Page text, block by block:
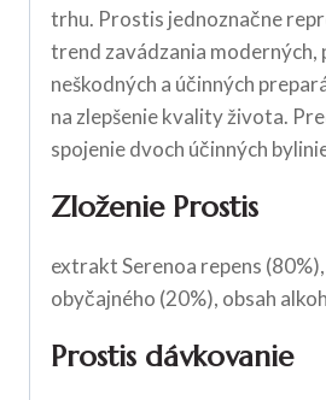
trhu. Prostis jednoznačne
trend zavádzania moderných,
neškodných a účinných
na zlepšenie kvality života.
spojenie dvoch účinných
Zloženie Prostis
extrakt Serenoa repens
obyčajného (20%), obsah
Prostis dávkovanie